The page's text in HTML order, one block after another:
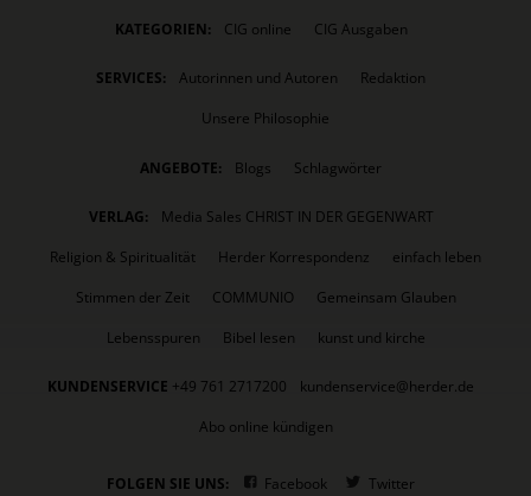
KATEGORIEN: CIG online CIG Ausgaben
SERVICES: Autorinnen und Autoren
Redaktion
Unsere Philosophie
ANGEBOTE: Blogs Schlagwörter
VERLAG:
Media Sales CHRIST IN DER GEGENWART
Religion & Spiritualität
Herder Korrespondenz
einfach leben
Stimmen der Zeit
COMMUNIO
Gemeinsam Glauben
Lebensspuren
Bibel lesen kunst und kirche
KUNDENSERVICE +49 761 2717200
kundenservice@herder.de
Abo online kündigen
FOLGEN SIE UNS: Facebook Twitter